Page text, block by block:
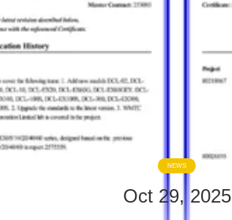
VR
SHOW
ÜBER
UNS
NEWS
Oct 29, 2025